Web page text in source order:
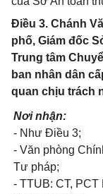
Điều 3. Chánh
phố, Giám đốc
Trung tâm
ban nhân dân
quan chịu trách
Nơi nhận:
- Như Điều 3;
- Văn phòng
Tư pháp;
- TTUB: CT, PCT